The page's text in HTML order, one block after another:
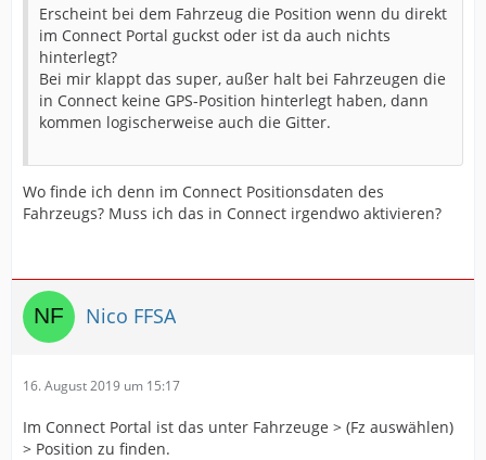
Erscheint bei dem Fahrzeug die Position wenn du direkt
im Connect Portal guckst oder ist da auch nichts
hinterlegt?
Bei mir klappt das super, außer halt bei Fahrzeugen die
in Connect keine GPS-Position hinterlegt haben, dann
kommen logischerweise auch die Gitter.
Wo finde ich denn im Connect Positionsdaten des
Fahrzeugs? Muss ich das in Connect irgendwo aktivieren?
Nico FFSA
16. August 2019 um 15:17
Im Connect Portal ist das unter Fahrzeuge > (Fz auswählen)
> Position zu finden.